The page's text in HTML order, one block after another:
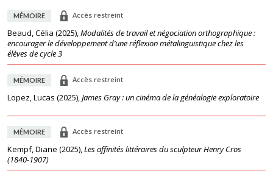
MÉMOIRE Accès restreint
Beaud, Célia (2025),Modalités de travail et négociation orthographique :
encourager le développement d’une réflexion métalinguistique chez les
élèves de cycle 3
MÉMOIRE Accès restreint
Lopez, Lucas (2025),James Gray : un cinéma de la généalogie exploratoire
MÉMOIRE Accès restreint
Kempf, Diane (2025),Les affinités littéraires du sculpteur Henry Cros
(1840-1907)